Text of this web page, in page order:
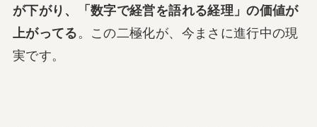
が下がり、「数字で経営を語れる経理」の価値が
上がってる。この二極化が、今まさに進行中の現
実です。